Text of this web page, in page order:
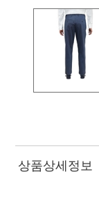
상품상세정보